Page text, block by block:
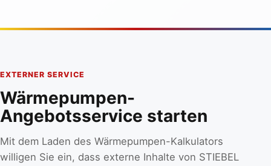
EXTERNER SERVICE
Wärmepumpen-
Angebotsservice starten
Mit dem Laden des Wärmepumpen-Kalkulators
willigen Sie ein, dass externe Inhalte von STIEBEL